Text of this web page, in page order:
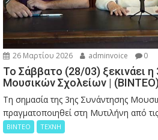
26 Μαρτίου 2026 adminvoice 0
Το Σάββατο (28/03) ξεκινάει η
Μουσικών Σχολείων | (ΒΙΝΤΕΟ)
Τη σημασία της 3ης Συνάντησης
πραγματοποιηθεί στη Μυτιλήνη από
ΒΙΝΤΕΟ ΤΕΧΝΗ